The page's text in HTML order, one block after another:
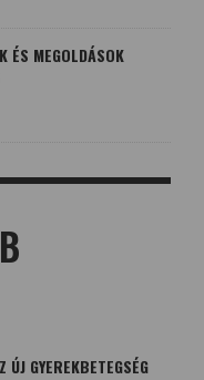
ÉS MEGOLDÁSOK
GYEREKBETEGSÉG